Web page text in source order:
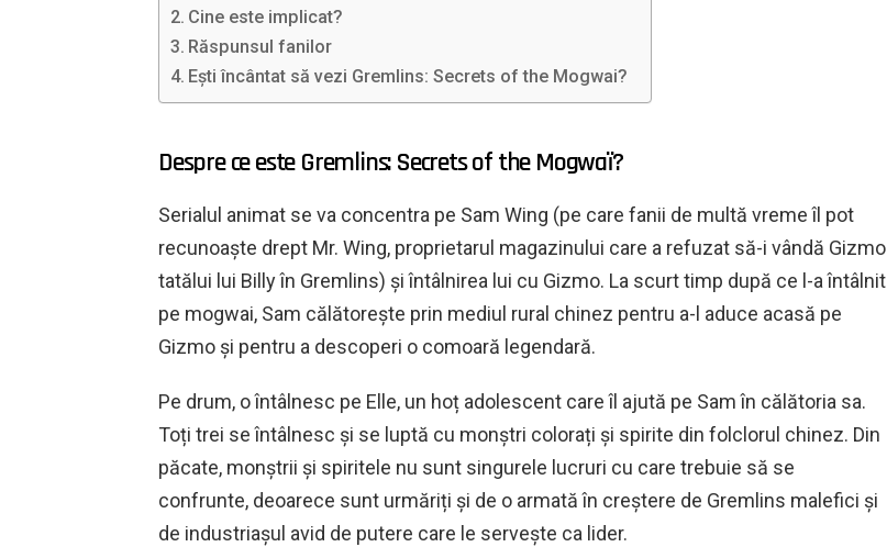
Cine este implicat?
Răspunsul fanilor
Ești încântat să vezi Gremlins: Secrets of the Mogwai?
Despre ce este Gremlins: Secrets of the Mogwaï?
Serialul animat se va concentra pe Sam Wing (pe care fanii de multă vreme îl pot
recunoaște drept Mr. Wing, proprietarul magazinului care a refuzat să-i vândă Gizmo
tatălui lui Billy în Gremlins) și întâlnirea lui cu Gizmo. La scurt timp după ce l-a întâlnit
pe mogwai, Sam călătorește prin mediul rural chinez pentru a-l aduce acasă pe
Gizmo și pentru a descoperi o comoară legendară.
Pe drum, o întâlnesc pe Elle, un hoț adolescent care îl ajută pe Sam în călătoria sa.
Toți trei se întâlnesc și se luptă cu monștri colorați și spirite din folclorul chinez. Din
păcate, monștrii și spiritele nu sunt singurele lucruri cu care trebuie să se
confrunte, deoarece sunt urmăriți și de o armată în creștere de Gremlins malefici și
de industriașul avid de putere care le servește ca lider.